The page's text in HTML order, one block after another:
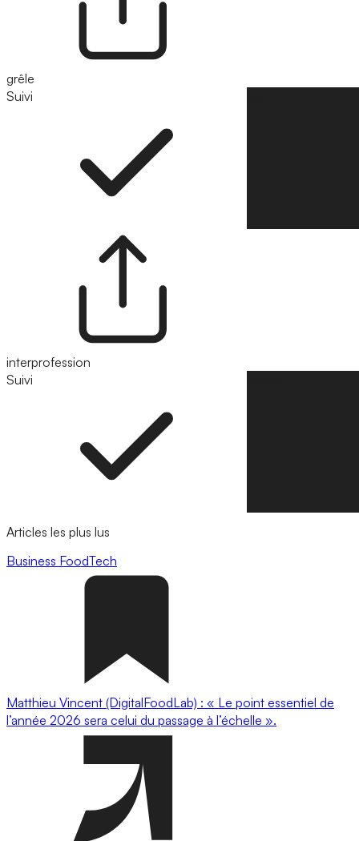
grêle
Suivi
interprofession
Suivi
Articles les plus lus
Business FoodTech
Matthieu Vincent (DigitalFoodLab) : « Le point essentiel de
l’année 2026 sera celui du passage à l’échelle ».